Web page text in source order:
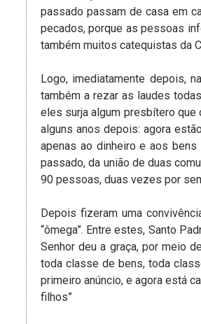
passado passam de casa em
pecados, porque as pessoas
também muitos catequistas da
Logo, imediatamente depois,
também a rezar as laudes
eles surja algum presbítero que
alguns anos depois: agora
apenas ao dinheiro e aos bens
passado, da união de duas
90 pessoas, duas vezes por
Depois fizeram uma
“ômega”. Entre estes, Santo
Senhor deu a graça, por meio
toda classe de bens, toda
primeiro anúncio, e agora está
filhos”